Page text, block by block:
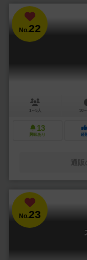
No.22
1～5人 30
13
興味あり 経
通
No.23